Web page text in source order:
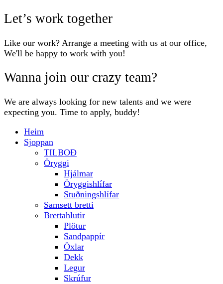
Let’s work together
Like our work? Arrange a meeting with us at our office,
We'll be happy to work with you!
Wanna join our crazy team?
We are always looking for new talents and we were
expecting you. Time to apply, buddy!
Heim
Sjoppan
TILBOÐ
Öryggi
Hjálmar
Öryggishlífar
Stuðningshlífar
Samsett bretti
Brettahlutir
Plötur
Sandpappír
Öxlar
Dekk
Legur
Skrúfur